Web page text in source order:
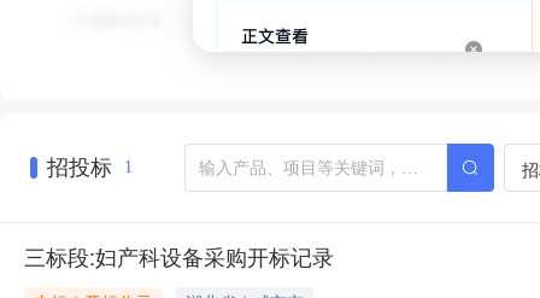
招投标 1
三标段:妇产科设备采购开标记录